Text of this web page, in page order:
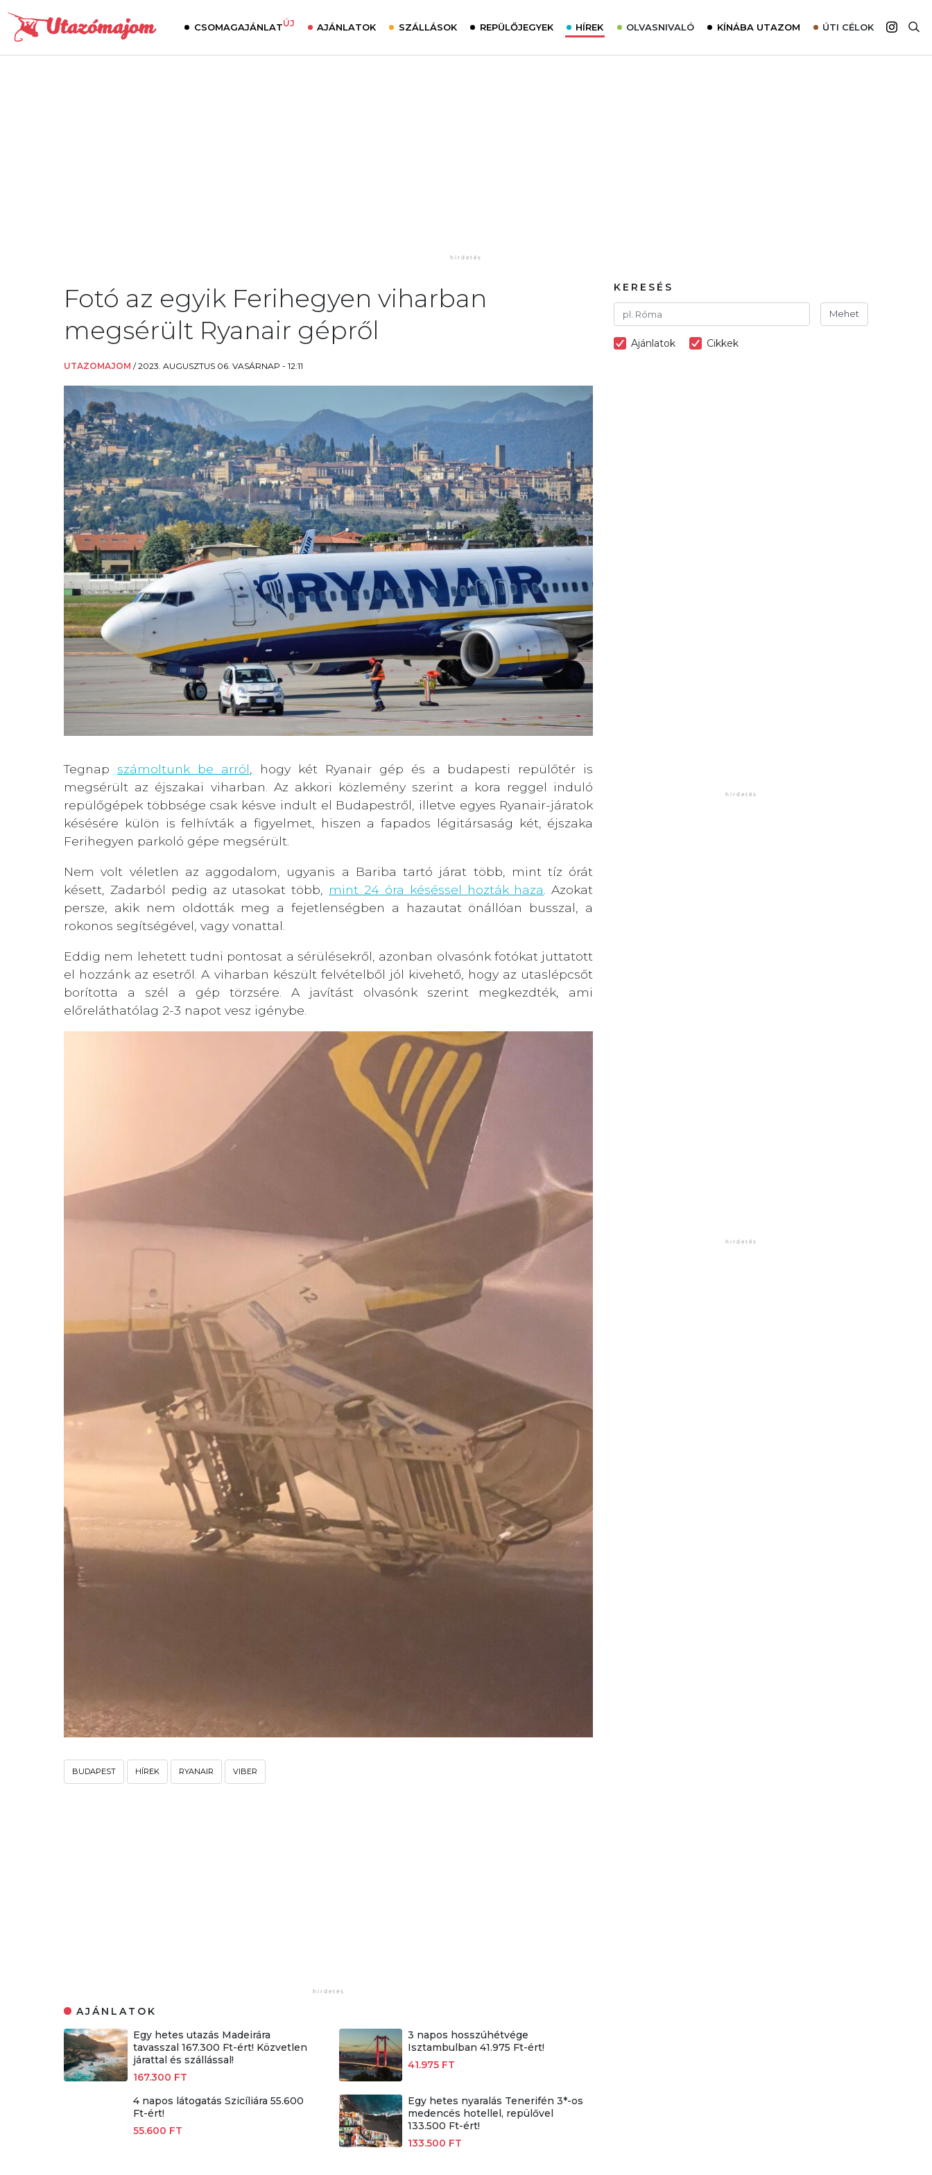
CSOMAGAJÁNLATÚJ AJÁNLATOK SZÁLLÁSOK REPÜLŐJEGYEK HÍREK OLVASNIVALÓ KÍNÁBA UTAZOM ÚTI CÉLOK
Fotó az egyik Ferihegyen viharban
megsérült Ryanair gépről
UTAZOMAJOM /2023. AUGUSZTUS 06. VASÁRNAP - 12:11
Tegnap számoltunk be arról, hogy két Ryanair gép és a budapesti repülőtér is
megsérült az éjszakai viharban. Az akkori közlemény szerint a kora reggel induló
repülőgépek többsége csak késve indult el Budapestről, illetve egyes Ryanair-járatok
késésére külön is felhívták a figyelmet, hiszen a fapados légitársaság két, éjszaka
Ferihegyen parkoló gépe megsérült.
Nem volt véletlen az aggodalom, ugyanis a Bariba tartó járat több, mint tíz órát
késett, Zadarból pedig az utasokat több, mint 24 óra késéssel hozták haza
. Azokat
persze, akik nem oldották meg a fejetlenségben a hazautat önállóan busszal, a
rokonos segítségével, vagy vonattal.
Eddig nem lehetett tudni pontosat a sérülésekről, azonban olvasónk fotókat juttatott
el hozzánk az esetről. A viharban készült felvételből jól kivehető, hogy az utaslépcsőt
borította a szél a gép törzsére. A javítást olvasónk szerint megkezdték, ami
előreláthatólag 2-3 napot vesz igénybe.
BUDAPEST HÍREK RYANAIR VIBER
AJÁNLATOK
Egy hetes utazás Madeirára
tavasszal 167.300 Ft-ért! Közvetlen
járattal és szállással!
167.300 FT
3 napos hosszúhétvége
Isztambulban 41.975 Ft-ért!
41.975 FT
4 napos látogatás Szicíliára 55.600
Ft-ért!
55.600 FT
Egy hetes nyaralás Tenerifén 3*-os
medencés hotellel, repülővel
133.500 Ft-ért!
133.500 FT
KERESÉS
Mehet
Ajánlatok Cikkek